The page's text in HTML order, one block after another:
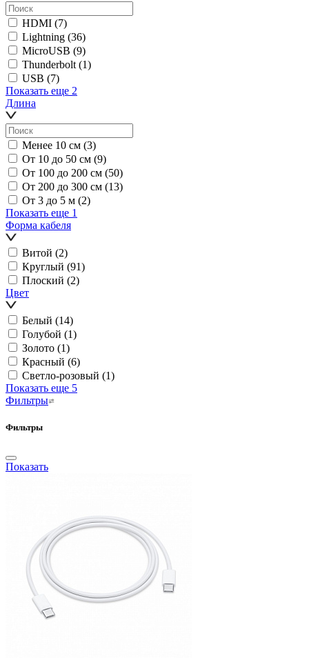
HDMI (7)
Lightning (36)
MicroUSB (9)
Thunderbolt (1)
USB (7)
Показать еще 2
Длина
Менее 10 см (3)
От 10 до 50 см (9)
От 100 до 200 см (50)
От 200 до 300 см (13)
От 3 до 5 м (2)
Показать еще 1
Форма кабеля
Витой (2)
Круглый (91)
Плоский (2)
Цвет
Белый (14)
Голубой (1)
Золото (1)
Красный (6)
Светло-розовый (1)
Показать еще 5
Фильтры
Фильтры
Показать